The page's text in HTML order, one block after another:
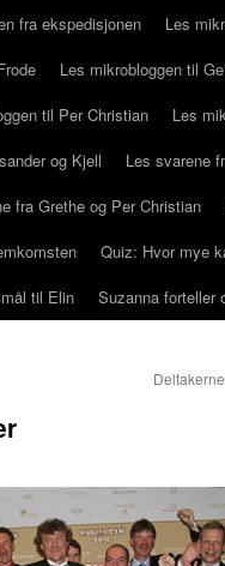
fra ekspedisjonen Les
Les mikrobloggen til
til Per Christian Les
og Kjell Les svarene
fra Grethe og Per Christian
Quiz: Hvor mye
til Elin Suzanna forteller